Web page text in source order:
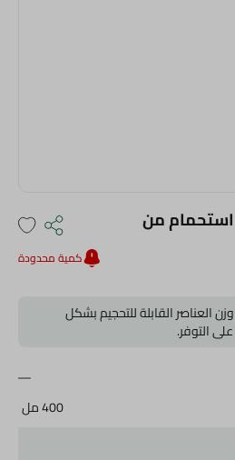
3 في 1 جل استحمام من
كمية محدودة
العناصر القابلة للتحجيم بشكل
التوفر.
400 مل